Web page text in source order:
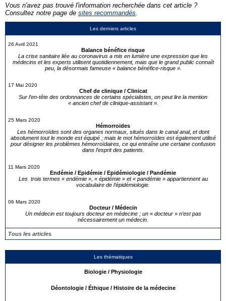
Les derniers articles
26 Avril 2021
Balance bénéfice risque
La crise sanitaire liée au coronavirus a mis en lumière une expression que les
médecins et les experts utilisent quotidiennement, mais que le grand public connaît
peu, la désormais fameuse « balance bénéfice-risque ».
17 Mai 2020
Chef de clinique / Clinicat
Sur l’en-tête des ordonnances de certains spécialistes, on peut lire la mention
« ancien chef de clinique-assistant ».
25 Mars 2020
Hémorroïdes
Les hémorroïdes sont des organes normaux, situés dans le canal anal, et dont
absolument tout le monde est équipé ; mais le mot hémorroïdes est également utilisé
pour désigner les problèmes hémorroïdaires, ce qui entraîne une certaine confusion
dans l’esprit des patients.
11 Mars 2020
Endémie / Epidémie / Epidémiologie / Pandémie
Les trois termes « endémie », « épidémie » et « pandémie » appartiennent au
vocabulaire de l’épidémiologie.
06 Mars 2020
Docteur / Médecin
Un médecin est toujours docteur en médecine ; un « docteur » n’est pas
nécessairement un médecin.
Tous les articles
Les thématiques
Biologie / Physiologie
Déontologie / Éthique / Histoire de la médecine
Vous n'avez pas trouvé l'information recherchée dans cet article ?
Consultez notre page de sites recommandés